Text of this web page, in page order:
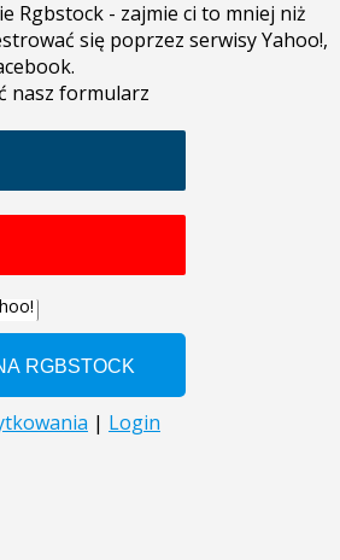
Rgbstock - zajmie ci to mniej niż
się poprzez serwisy Yahoo!,
nasz formularz
| Login